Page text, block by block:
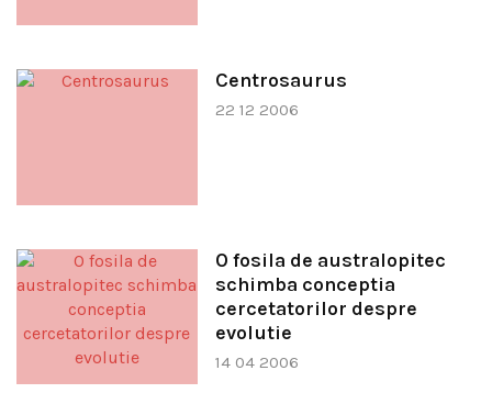
Centrosaurus
22 12 2006
O fosila de australopitec
schimba conceptia
cercetatorilor despre
evolutie
14 04 2006